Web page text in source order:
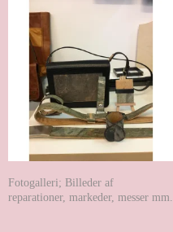
Fotogalleri; Billeder af
reparationer, markeder, messer mm.